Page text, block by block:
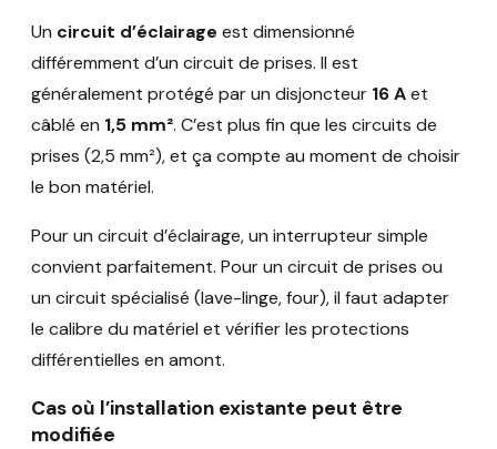
Un circuit d’éclairage est dimensionné
différemment d’un circuit de prises. Il est
généralement protégé par un disjoncteur 16 Aet
câblé en 1,5 mm². C’est plus fin que les circuits de
prises (2,5 mm²), et ça compte au moment de choisir
le bon matériel.
Pour un circuit d’éclairage, un interrupteur simple
convient parfaitement. Pour un circuit de prises ou
un circuit spécialisé (lave-linge, four), il faut adapter
le calibre du matériel et vérifier les protections
différentielles en amont.
Cas où l’installation existante peut être
modifiée